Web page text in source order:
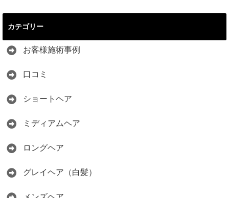
カテゴリー
お客様施術事例
口コミ
ショートヘア
ミディアムヘア
ロングヘア
グレイヘア（白髪）